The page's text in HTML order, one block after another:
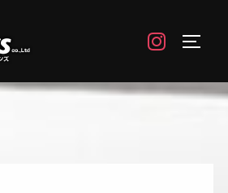
instagram